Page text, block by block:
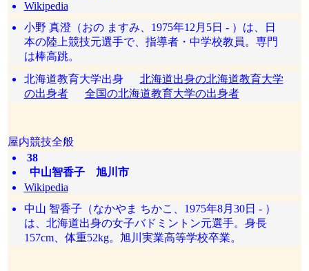
Wikipedia
小野 真澄（おの ますみ、1975年12月5日 - ）は、日
本の陸上競技元選手で、指導者・中学校教員。専門
は棒高跳。
北海道教育大学出身 北海道出身の北海道教育大学
の出身者
全国の北海道教育大学の出身者
屋内競技全般
38
中山智香子 旭川市
Wikipedia
中山 智香子（なかやま ちかこ、1975年8月30日 - ）
は、北海道出身の女子バドミントン元選手。身長
157cm、体重52kg。旭川実業高等学校卒業。